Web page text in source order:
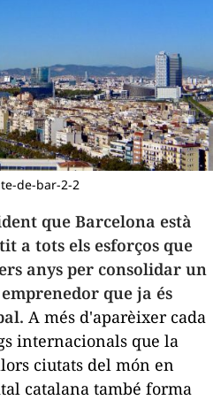
de-bar-2-2
que Barcelona està
a tots els esforços que
anys per consolidar un
que ja és
A més d'aparèixer cada
internacionals que la
ciutats del món en
catalana també forma